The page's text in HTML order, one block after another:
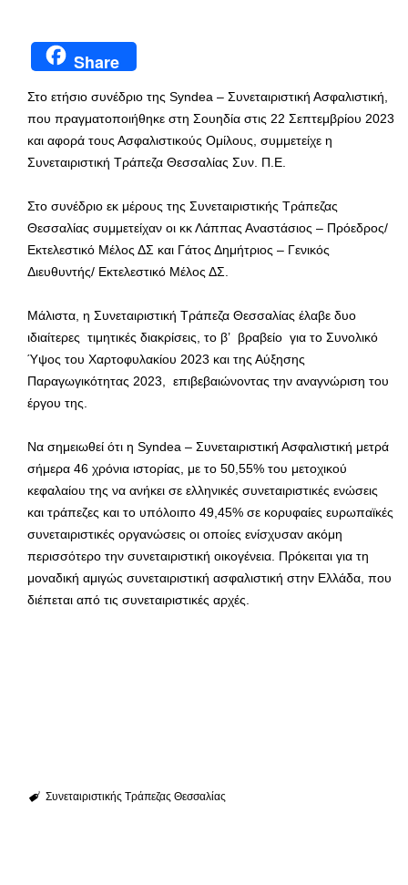
Share
Στο ετήσιο συνέδριο της Syndea – Συνεταιριστική Ασφαλιστική,
που πραγματοποιήθηκε στη Σουηδία στις 22 Σεπτεμβρίου 2023
και αφορά τους Ασφαλιστικούς Ομίλους, συμμετείχε η
Συνεταιριστική Τράπεζα Θεσσαλίας Συν. Π.Ε.
Στο συνέδριο εκ μέρους της Συνεταιριστικής Τράπεζας
Θεσσαλίας συμμετείχαν οι κκ Λάππας Αναστάσιος – Πρόεδρος/
Εκτελεστικό Μέλος ΔΣ και Γάτος Δημήτριος – Γενικός
Διευθυντής/ Εκτελεστικό Μέλος ΔΣ.
Μάλιστα, η Συνεταιριστική Τράπεζα Θεσσαλίας έλαβε δυο
ιδιαίτερες τιμητικές διακρίσεις, το β’ βραβείο για το Συνολικό
Ύψος του Χαρτοφυλακίου 2023 και της Αύξησης
Παραγωγικότητας 2023, επιβεβαιώνοντας την αναγνώριση του
έργου της.
Να σημειωθεί ότι η Syndea – Συνεταιριστική Ασφαλιστική μετρά
σήμερα 46 χρόνια ιστορίας, με το 50,55% του μετοχικού
κεφαλαίου της να ανήκει σε ελληνικές συνεταιριστικές ενώσεις
και τράπεζες και το υπόλοιπο 49,45% σε κορυφαίες ευρωπαϊκές
συνεταιριστικές οργανώσεις οι οποίες ενίσχυσαν ακόμη
περισσότερο την συνεταιριστική οικογένεια. Πρόκειται για τη
μοναδική αμιγώς συνεταιριστική ασφαλιστική στην Ελλάδα, που
διέπεται από τις συνεταιριστικές αρχές.
Συνεταιριστικής Τράπεζας Θεσσαλίας